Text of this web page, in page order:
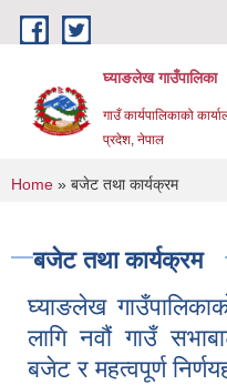
Skip to main content
घ्याङलेख गाउँपालिका
गाउँ कार्यपालिकाको
प्रदेश, नेपाल
You are here
Home » बजेट तथा कार्यक्रम
बजेट तथा कार्यक्रम
घ्याङलेख
लागि नवौं गाउँ
बजेट र महत्वपूर्ण